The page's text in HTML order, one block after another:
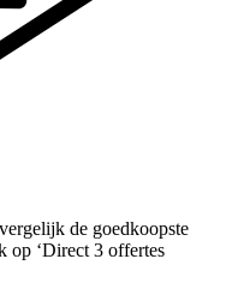
de goedkoopste
op ‘Direct 3 offertes